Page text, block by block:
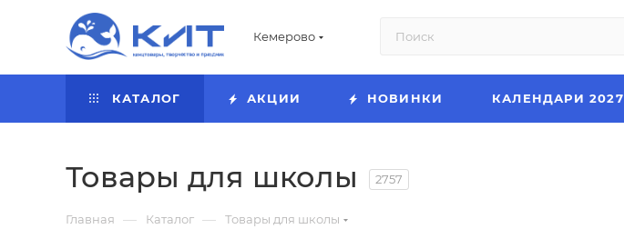
Кемерово
КАТАЛОГ АКЦИИ НОВИНКИ КАЛЕНДАРИ 2027
Товары для школы 2757
Главная — Каталог — Товары для школы